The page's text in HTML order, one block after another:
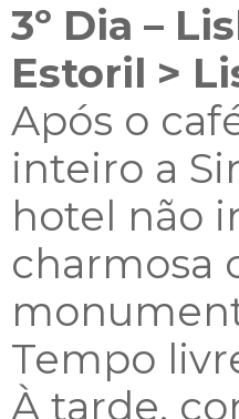
3º Dia –
Estoril >
Após o
inteiro a
hotel não
charmosa
Tempo
À tarde,